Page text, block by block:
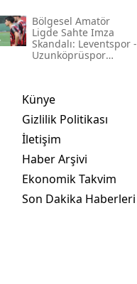
Adım Adım Rehber
Bölgesel Amatör
Ligde Sahte Imza
Skandalı: Leventspor -
Uzunköprüspor
Künye
Gizlilik Politikası
İletişim
Haber Arşivi
Ekonomik Takvim
Son Dakika Haberleri